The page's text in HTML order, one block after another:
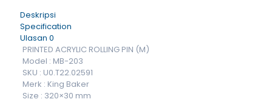
Deskripsi
Specification
Ulasan 0
PRINTED ACRYLIC ROLLING PIN (M)
Model : MB-203
SKU : U0.T22.02591
Merk : King Baker
Size : 320×30 mm